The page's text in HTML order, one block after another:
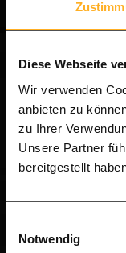
Diese Webseite
Wir verwenden
anbieten zu
zu Ihrer
Unsere Partner
bereitgestellt
Notwendig
Hebben jullie
Advies &
Bieden jullie
Hoe snel levert